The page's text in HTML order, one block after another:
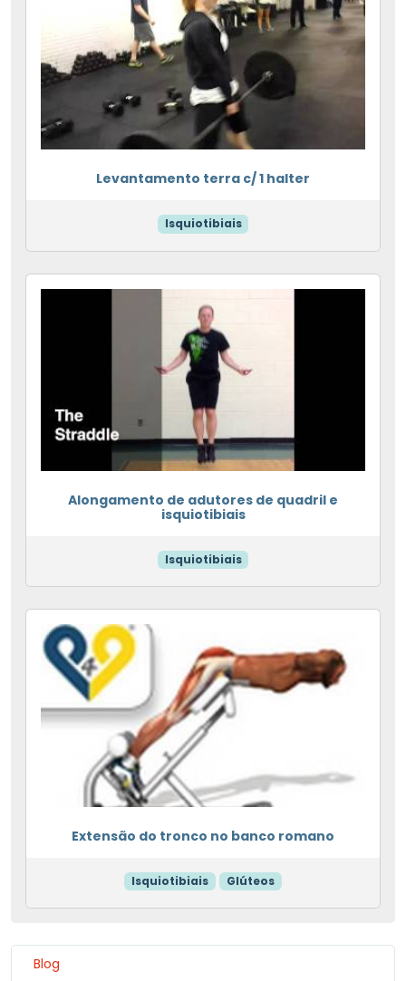
Levantamento terra c/ 1 halter
Isquiotibiais
Alongamento de adutores de quadril e
isquiotibiais
Isquiotibiais
Extensão do tronco no banco romano
Isquiotibiais Glúteos
Blog